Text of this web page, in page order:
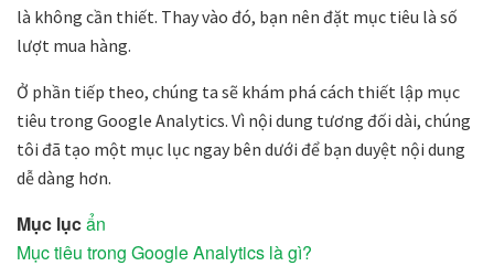
là không cần thiết. Thay vào đó, bạn nên đặt mục tiêu là số
lượt mua hàng.
Ở phần tiếp theo, chúng ta sẽ khám phá cách thiết lập mục
tiêu trong Google Analytics. Vì nội dung tương đối dài, chúng
tôi đã tạo một mục lục ngay bên dưới để bạn duyệt nội dung
dễ dàng hơn.
Mục lụcẩn
Mục tiêu trong Google Analytics là gì?